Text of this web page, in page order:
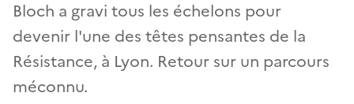
Bloch a gravi tous les échelons pour
devenir l'une des têtes pensantes de la
Résistance, à Lyon. Retour sur un parcours
méconnu.